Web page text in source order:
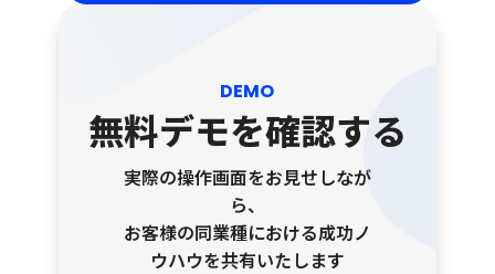
DEMO
無料デモを確認する
実際の操作画面をお見せしなが
ら、
お客様の同業種における成功ノ
ウハウを共有いたします